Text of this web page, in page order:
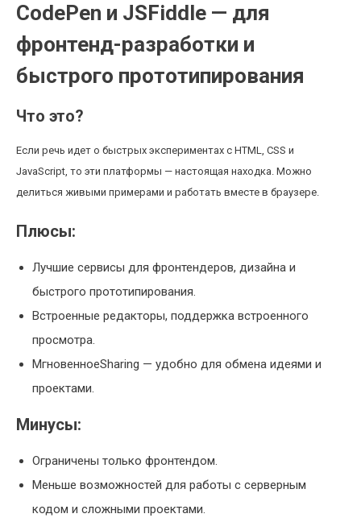
CodePen и JSFiddle — для
фронтенд-разработки и
быстрого прототипирования
Что это?
Если речь идет о быстрых экспериментах с HTML, CSS и
JavaScript, то эти платформы — настоящая находка. Можно
делиться живыми примерами и работать вместе в браузере.
Плюсы:
Лучшие сервисы для фронтендеров, дизайна и
быстрого прототипирования.
Встроенные редакторы, поддержка встроенного
просмотра.
МгновенноеSharing — удобно для обмена идеями и
проектами.
Минусы:
Ограничены только фронтендом.
Меньше возможностей для работы с серверным
кодом и сложными проектами.